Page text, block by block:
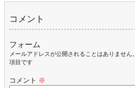
コメント
フォーム
メールアドレスが公開されることはありません。
項目です
コメント ※